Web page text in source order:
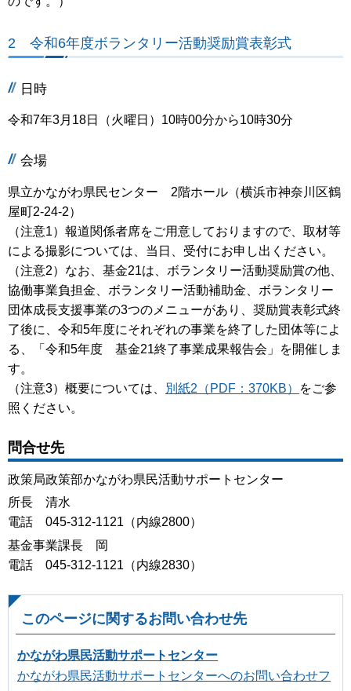
2 令和6年度ボランタリー活動奨励賞表彰式
日時
令和7年3月18日（火曜日）10時00分から10時30分
会場
県立かながわ県民センター 2階ホール（横浜市神奈川区鶴
屋町2-24-2）
（注意1）報道関係者席をご用意しておりますので、取材等
による撮影については、当日、受付にお申し出ください。
（注意2）なお、基金21は、ボランタリー活動奨励賞の他、
協働事業負担金、ボランタリー活動補助金、ボランタリー
団体成長支援事業の3つのメニューがあり、奨励賞表彰式終
了後に、令和5年度にそれぞれの事業を終了した団体等によ
る、「令和5年度 基金21終了事業成果報告会」を開催しま
す。
（注意3）概要については、
別紙2（PDF：370KB）
をご参
照ください。
問合せ先
政策局政策部かながわ県民活動サポートセンター
所長 清水
電話 045-312-1121（内線2800）
基金事業課長 岡
電話 045-312-1121（内線2830）
このページに関するお問い合わせ先
かながわ県民活動サポートセンター
かながわ県民活動サポートセンターへのお問い合わせフ